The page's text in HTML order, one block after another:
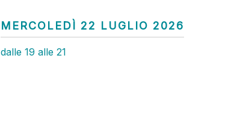
MERCOLEDÌ 22 LUGLIO 2026
dalle 19 alle 21